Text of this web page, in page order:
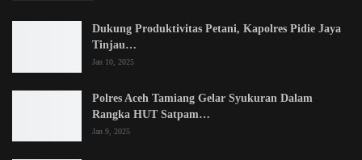
Dukung Produktivitas Petani, Kapolres Pidie Jaya
Tinjau…
Jan 10, 2025
Polres Aceh Tamiang Gelar Syukuran Dalam
Rangka HUT Satpam…
Jan 9, 2025